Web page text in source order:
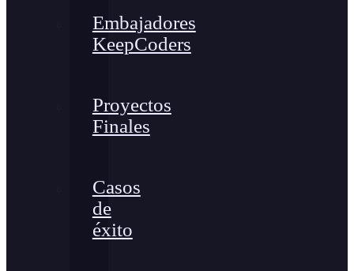
Embajadores
KeepCoders
Proyectos
Finales
Casos
de
éxito